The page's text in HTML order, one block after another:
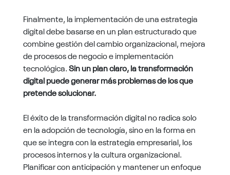
Finalmente, la implementación de una estrategia
digital debe basarse en un plan estructurado que
combine gestión del cambio organizacional, mejora
de procesos de negocio e implementación
tecnológica.Sin un plan claro, la transformación
digital puede generar más problemas de los que
pretende solucionar.
El éxito de la transformación digital no radica solo
en la adopción de tecnología, sino en la forma en
que se integra con la estrategia empresarial, los
procesos internos y la cultura organizacional.
Planificar con anticipación y mantener un enfoque